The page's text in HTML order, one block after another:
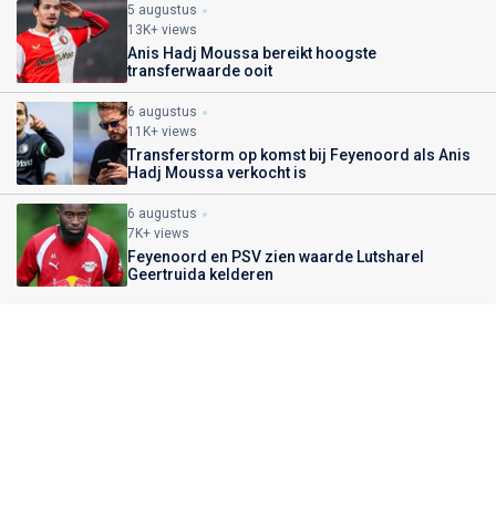
5 augustus
13K+ views
Anis Hadj Moussa bereikt hoogste
transferwaarde ooit
6 augustus
11K+ views
Transferstorm op komst bij Feyenoord als Anis
Hadj Moussa verkocht is
6 augustus
7K+ views
Feyenoord en PSV zien waarde Lutsharel
Geertruida kelderen